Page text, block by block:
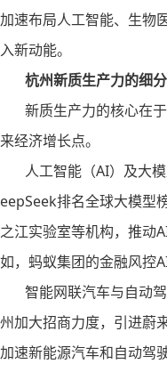
加速布局人工智能、生物
入新动能。
杭州新质生产力的细
新质生产力的核心在于
来经济增长点。
人工智能（AI）及大模
eepSeek排名全球大模型
之江实验室等机构，推动
如，蚂蚁集团的金融风控
智能网联汽车与自动驾
州加大招商力度，引进蔚
加速新能源汽车和自动驾